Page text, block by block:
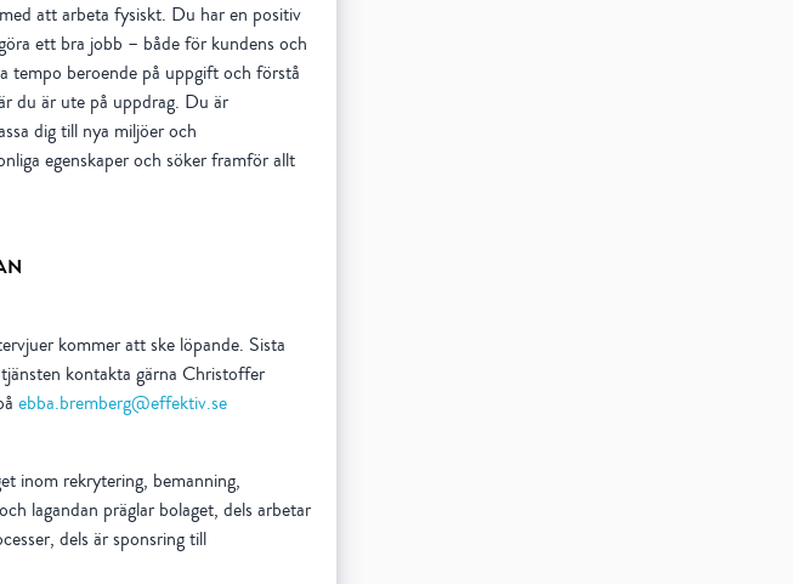
att arbeta fysiskt. Du har en positiv
ett bra jobb – både för kundens och
tempo beroende på uppgift och förstå
du är ute på uppdrag. Du är
dig till nya miljöer och
egenskaper och söker framför allt
kommer att ske löpande. Sista
kontakta gärna Christoffer
ebba.bremberg@effektiv.se
inom rekrytering, bemanning,
lagandan präglar bolaget, dels arbetar
dels är sponsring till